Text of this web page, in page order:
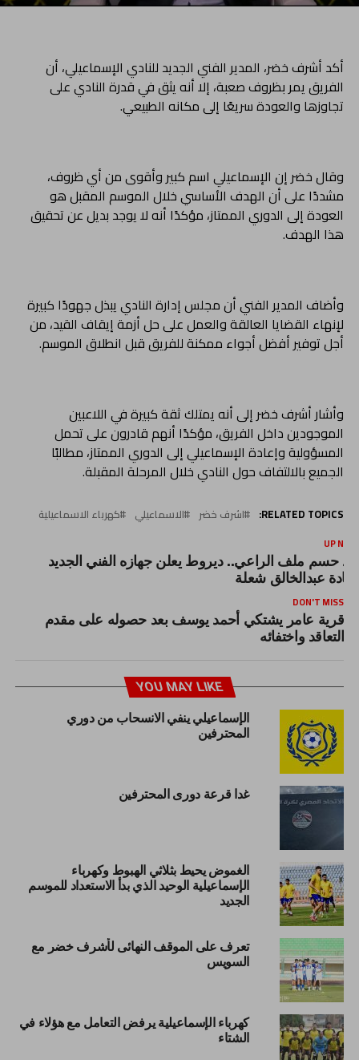
أكد أشرف خضر، المدير الفني الجديد للنادي الإسماعيلي، أن
الفريق يمر بظروف صعبة، إلا أنه يثق في قدرة النادي على
تجاوزها والعودة سريعًا إلى مكانه الطبيعي.
وقال خضر إن الإسماعيلي اسم كبير وأقوى من أي ظروف،
مشددًا على أن الهدف الأساسي خلال الموسم المقبل هو
العودة إلى الدوري الممتاز، مؤكدًا أنه لا يوجد بديل عن تحقيق
هذا الهدف.
وأضاف المدير الفني أن مجلس إدارة النادي يبذل جهودًا كبيرة
لإنهاء القضايا العالقة والعمل على حل أزمة إيقاف القيد، من
أجل توفير أفضل أجواء ممكنة للفريق قبل انطلاق الموسم.
وأشار أشرف خضر إلى أنه يمتلك ثقة كبيرة في اللاعبين
الموجودين داخل الفريق، مؤكدًا أنهم قادرون على تحمل
المسؤولية وإعادة الإسماعيلي إلى الدوري الممتاز، مطالبًا
الجميع بالالتفاف حول النادي خلال المرحلة المقبلة.
RELATED TOPICS: اشرف خضر الاسماعيلي كهرباء الاسماعيلية
UP
حسم ملف الراعي.. ديروط يعلن جهازه الفني الجديد
عبدالخالق شعلة
DON'T MISS
قرية عامر يشتكي أحمد يوسف بعد حصوله على مقدم
التعاقد واختفائه
YOU MAY LIKE
الإسماعيلي ينفي الانسحاب من دوري
المحترفين
غدا قرعة دورى المحترفين
الغموض يحيط بثلاثي الهبوط وكهرباء
الإسماعيلية الوحيد الذي بدأ الاستعداد للموسم
الجديد
تعرف على الموقف النهائى لأشرف خضر مع
السويس
كهرباء الإسماعيلية يرفض التعامل مع هؤلاء في
الشتاء